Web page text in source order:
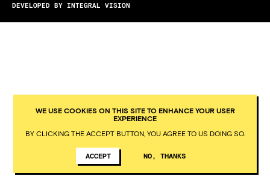
DEVELOPED BY INTEGRAL VISION
WE USE COOKIES ON THIS SITE TO ENHANCE YOUR USER
EXPERIENCE
BY CLICKING THE ACCEPT BUTTON, YOU AGREE TO US DOING SO.
ACCEPT NO, THANKS